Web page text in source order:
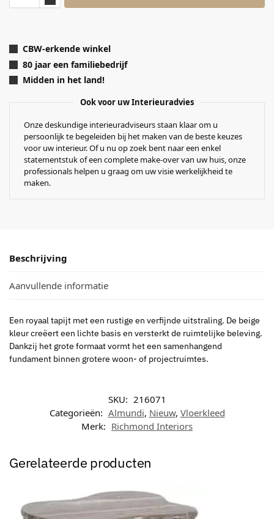
CBW-erkende winkel
80 jaar een familiebedrijf
Midden in het land!
Ook voor uw Interieuradvies
Onze deskundige interieuradviseurs staan klaar om u
persoonlijk te begeleiden bij het maken van de beste keuzes
voor uw interieur. Of u nu op zoek bent naar een enkel
statementstuk of een complete make-over van uw huis, onze
professionals helpen u graag om uw visie werkelijkheid te
maken.
Beschrijving
Aanvullende informatie
Een royaal tapijt met een rustige en verfijnde uitstraling. De beige
kleur creëert een lichte basis en versterkt de ruimtelijke beleving.
Dankzij het grote formaat vormt het een samenhangend
fundament binnen grotere woon- of projectruimtes.
SKU: 216071
Categorieën: Almundi, Nieuw, Vloerkleed
Merk: Richmond Interiors
Gerelateerde producten